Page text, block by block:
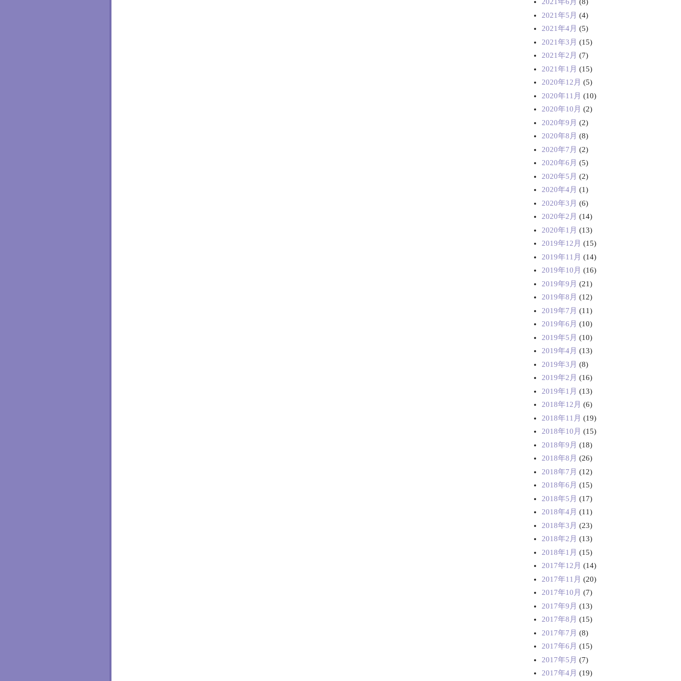
2021年5月 (4)
2021年4月 (5)
2021年3月 (15)
2021年2月 (7)
2021年1月 (15)
2020年12月 (5)
2020年11月 (10)
2020年10月 (2)
2020年9月 (2)
2020年8月 (8)
2020年7月 (2)
2020年6月 (5)
2020年5月 (2)
2020年4月 (1)
2020年3月 (6)
2020年2月 (14)
2020年1月 (13)
2019年12月 (15)
2019年11月 (14)
2019年10月 (16)
2019年9月 (21)
2019年8月 (12)
2019年7月 (11)
2019年6月 (10)
2019年5月 (10)
2019年4月 (13)
2019年3月 (8)
2019年2月 (16)
2019年1月 (13)
2018年12月 (6)
2018年11月 (19)
2018年10月 (15)
2018年9月 (18)
2018年8月 (26)
2018年7月 (12)
2018年6月 (15)
2018年5月 (17)
2018年4月 (11)
2018年3月 (23)
2018年2月 (13)
2018年1月 (15)
2017年12月 (14)
2017年11月 (20)
2017年10月 (7)
2017年9月 (13)
2017年8月 (15)
2017年7月 (8)
2017年6月 (15)
2017年5月 (7)
2017年4月 (19)